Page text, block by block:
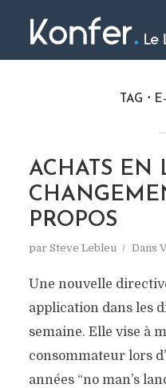
TAG
ACHATS EN
PROPOS
par Steve Lebleu Dans
Une nouvelle
application dans les
semaine. Elle vise à
consommateur lors
années “no man’s